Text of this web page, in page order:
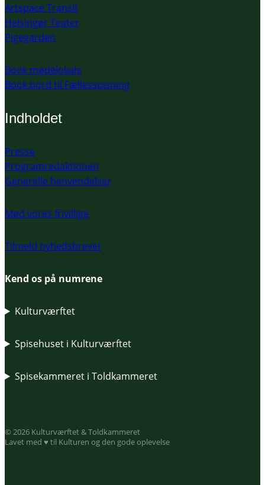
Artspace Transit
Helsingør Teater
Pigegarden
Book mødelokale
Book bord til Fællesspisning
Indholdet
Presse
Programredaktionen
Generelle henvendelser
Mød vores frivillige
Tilmeld nyhedsbrevet
Kend os på numrene
Kulturværftet
Spisehuset i Kulturværftet
Spisekammeret i Toldkammeret
© 2026 Kulturværftet & Toldkammeret
Lavet med ♥ til Kulturen og den gode oplevelse